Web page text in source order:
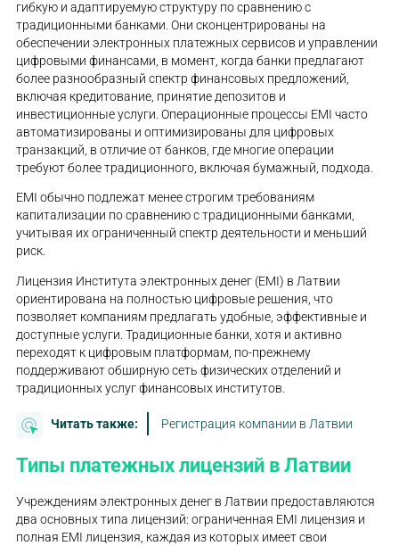
гибкую и адаптируемую структуру по сравнению с
традиционными банками. Они сконцентрированы на
обеспечении электронных платежных сервисов и управлении
цифровыми финансами, в момент, когда банки предлагают
более разнообразный спектр финансовых предложений,
включая кредитование, принятие депозитов и
инвестиционные услуги. Операционные процессы EMI часто
автоматизированы и оптимизированы для цифровых
транзакций, в отличие от банков, где многие операции
требуют более традиционного, включая бумажный, подхода.
EMI обычно подлежат менее строгим требованиям
капитализации по сравнению с традиционными банками,
учитывая их ограниченный спектр деятельности и меньший
риск.
Лицензия Института электронных денег (EMI) в Латвии
ориентирована на полностью цифровые решения, что
позволяет компаниям предлагать удобные, эффективные и
доступные услуги. Традиционные банки, хотя и активно
переходят к цифровым платформам, по-прежнему
поддерживают обширную сеть физических отделений и
традиционных услуг финансовых институтов.
Читать также: Регистрация компании в Латвии
Типы платежных лицензий в Латвии
Учреждениям электронных денег в Латвии предоставляются
два основных типа лицензий: ограниченная EMI лицензия и
полная EMI лицензия, каждая из которых имеет свои